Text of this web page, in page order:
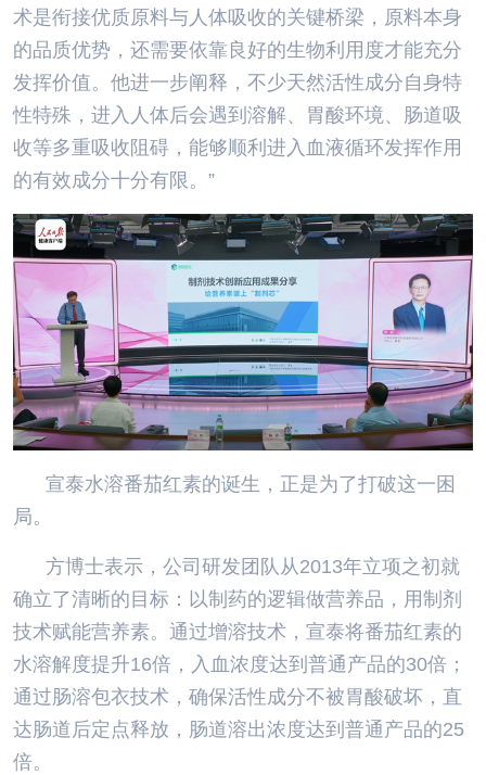
术是衔接优质原料与人体吸收的关键桥梁，原料本身
的品质优势，还需要依靠良好的生物利用度才能充分
发挥价值。他进一步阐释，不少天然活性成分自身特
性特殊，进入人体后会遇到溶解、胃酸环境、肠道吸
收等多重吸收阻碍，能够顺利进入血液循环发挥作用
的有效成分十分有限。”
宣泰水溶番茄红素的诞生，正是为了打破这一困
局。
方博士表示，公司研发团队从2013年立项之初就
确立了清晰的目标：以制药的逻辑做营养品，用制剂
技术赋能营养素。通过增溶技术，宣泰将番茄红素的
水溶解度提升16倍，入血浓度达到普通产品的30倍；
通过肠溶包衣技术，确保活性成分不被胃酸破坏，直
达肠道后定点释放，肠道溶出浓度达到普通产品的25
倍。